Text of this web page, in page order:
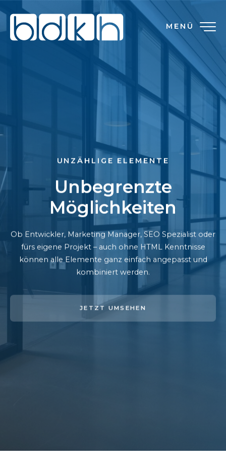
MENÜ
UNZÄHLIGE ELEMENTE
Unbegrenzte
Möglichkeiten
Ob Entwickler, Marketing Manager, SEO Spezialist oder
fürs eigene Projekt – auch ohne HTML Kenntnisse
können alle Elemente ganz einfach angepasst und
kombiniert werden.
JETZT UMSEHEN